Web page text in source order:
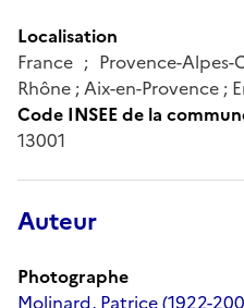
Localisation
France ; Provence-
Rhône ; Aix-en-Provence ;
Code INSEE de la
13001
Auteur
Photographe
Molinard, Patrice (1922-